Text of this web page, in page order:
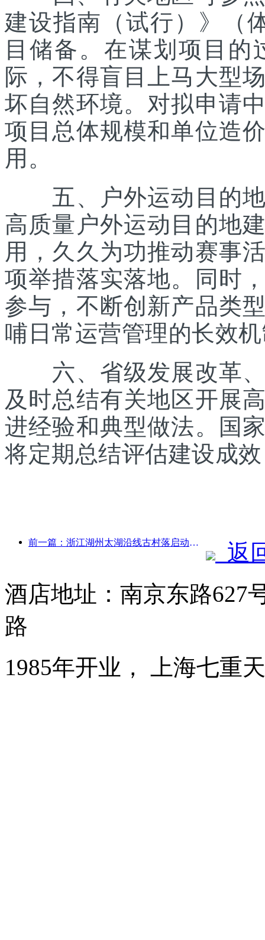
建设指南（试行）》（
目储备。在谋划项目
际，不得盲目上马大型
坏自然环境。对拟申请
项目总体规模和单位造
用。
五、户外运动目的地
高质量户外运动目的地
用，久久为功推动赛事
项举措落实落地。同时
参与，不断创新产品类
哺日常运营管理的长效
六、省级发展改革、
及时总结有关地区开展
进经验和典型做法。国
将定期总结评估建设成
前一篇：浙江湖州太湖沿线古村落启动改造提升，投资近10亿元
返
酒店地址：南京东路627
路
1985年开业， 上海七